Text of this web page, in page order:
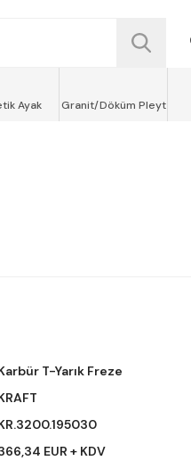
TESLİMAT ŞEKLİNDE KAPINIZDA !
Ayak Granit/Döküm Pleyt
T-Yarık Freze
EUR + KDV